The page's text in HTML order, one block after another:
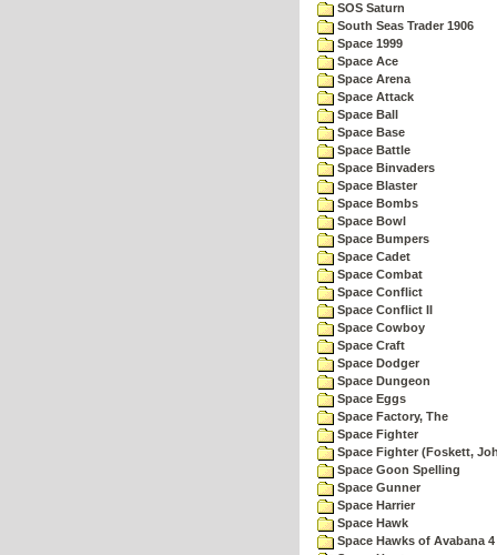
SOS Saturn
South Seas Trader 1906
Space 1999
Space Ace
Space Arena
Space Attack
Space Ball
Space Base
Space Battle
Space Binvaders
Space Blaster
Space Bombs
Space Bowl
Space Bumpers
Space Cadet
Space Combat
Space Conflict
Space Conflict II
Space Cowboy
Space Craft
Space Dodger
Space Dungeon
Space Eggs
Space Factory, The
Space Fighter
Space Fighter (Foskett,
Space Goon Spelling
Space Gunner
Space Harrier
Space Hawk
Space Hawks of Avabana 4